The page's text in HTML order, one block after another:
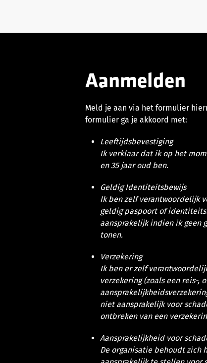
Aanmelden
Meld je aan via het formulier
formulier ga je akkoord met:
Leeftijdsbevestiging
Ik verklaar dat ik op het
en 35 jaar oud ben.
Geldig Identiteitsbewijs
Ik ben zelf verantwoordelijk
geldig paspoort of
aansprakelijk indien ik geen
tonen.
Verzekering
Ik ben er zelf
verzekering (zoals een reis-,
niet aansprakelijk voor
ontbreken van een
Aansprakelijkheid voor
De organisatie behoudt zich